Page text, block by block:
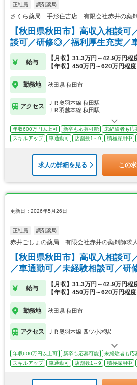
正社員 調剤薬局
さくら薬局 手形住吉店 有限会社赤井の薬
【秋田県秋田市】高収入相談可
談可／研修◎／福利厚生充実／
給与
【月収】31.3万円～42.9万円程
【年収】450万円～620万円程度
勤務地 秋田県 秋田市
アクセス
ＪＲ奥羽本線 秋田駅
ＪＲ羽越本線 秋田駅
年収600万円以上可 新卒も応募可能 未経験者も応
スキルアップ
車通勤可 店舗数1～9 積極採用中
求人の詳細を見る この
更新日：2026年5月26日
正社員 調剤薬局
赤井ごしょの薬局 有限会社赤井の薬剤師求人
【秋田県秋田市】高収入相談可
／車通勤可／未経験相談可／
給与
【月収】31.3万円～42.9万円程
【年収】450万円～620万円程度
勤務地 秋田県 秋田市
アクセス ＪＲ奥羽本線 四ツ小屋駅
年収600万円以上可 新卒も応募可能 未経験者も応
スキルアップ
車通勤可 店舗数1～9 積極採用中